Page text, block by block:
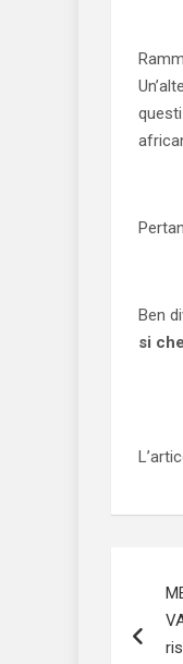
Ben
si